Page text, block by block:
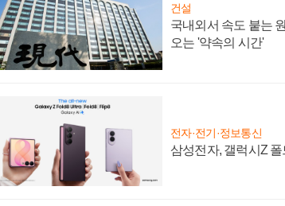
건설
국내외서 속도 붙는
오는 '약속의 시간'
전자·전기·정보통신
삼성전자, 갤럭시Z